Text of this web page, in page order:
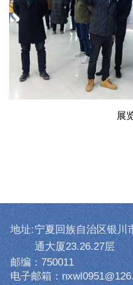
展
地址:宁夏回族自治区银川
通大厦23.26.27层
邮编：750011
电子邮箱：